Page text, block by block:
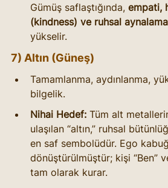
Gümüş saflaştığında, empati,
(kindness) ve ruhsal aynalama
yükselir.
7) Altın (Güneş)
Tamamlanma, aydınlanma,
bilgelik.
Nihai Hedef: Tüm alt
ulaşılan “altın,” ruhsal
en saf sembolüdür. Ego
dönüştürülmüştür; kişi “Ben”
tam olarak kurar.